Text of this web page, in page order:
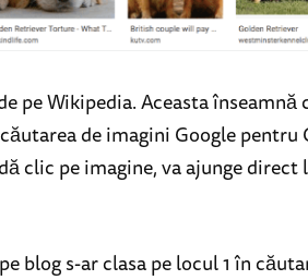
pe Wikipedia. Aceasta înseamnă
de imagini Google pentru
clic pe imagine, va ajunge direct
blog s-ar clasa pe locul 1 în